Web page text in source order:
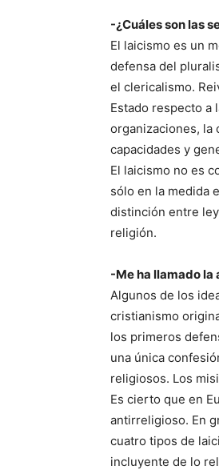
-¿Cuáles son las
El laicismo es un
defensa del
el clericalismo.
Estado respecto a
organizaciones, la
capacidades y
El laicismo no es
sólo en la medida
distinción entre
religión.
-Me ha llamado la
Algunos de los
cristianismo
los primeros
una única
religiosos. Los
Es cierto que en
antirreligioso. En
cuatro tipos de
incluyente de lo